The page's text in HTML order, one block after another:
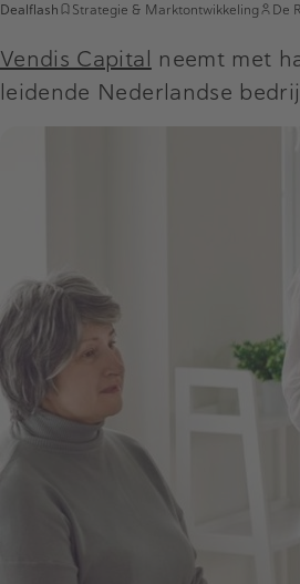
Dealflash Strategie & Marktontwikkeling De
Vendis Capital neemt met
leidende Nederlandse